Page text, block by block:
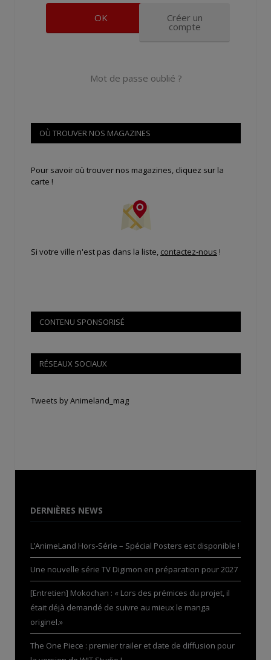
Créer un
compte
Mot de passe oublié ?
OÙ TROUVER NOS MAGAZINES
Pour savoir où trouver nos magazines, cliquez sur la
carte !
Si votre ville n'est pas dans la liste, contactez-nous !
CONTENU SPONSORISÉ
RÉSEAUX SOCIAUX
Tweets by Animeland_mag
DERNIÈRES NEWS
L’AnimeLand Hors-Série – Spécial Posters est disponible !
Une nouvelle série TV Digimon en préparation pour 2027
[Entretien] Mokochan : « Lors des prémices du projet, il
était déjà demandé de suivre au mieux le manga
originel.»
The One Piece : premier trailer et date de diffusion pour